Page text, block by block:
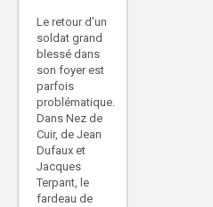
Le retour d’un
soldat grand
blessé dans
son foyer est
parfois
problématique.
Dans Nez de
Cuir, de Jean
Dufaux et
Jacques
Terpant, le
fardeau de